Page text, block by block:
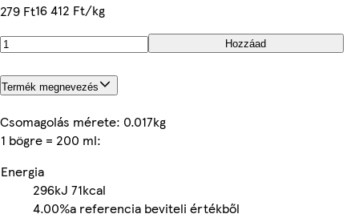
279 Ft16 412 Ft/kg
Hozzáad
Termék megnevezés
Csomagolás mérete: 0.017kg
1 bögre = 200 ml:
Energia
296kJ 71kcal
4.00%a referencia beviteli értékből